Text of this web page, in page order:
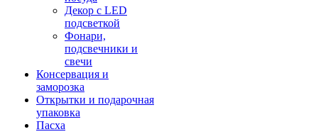
Декор с LED
подсветкой
Фонари,
подсвечники и
свечи
Консервация и
заморозка
Открытки и подарочная
упаковка
Пасха